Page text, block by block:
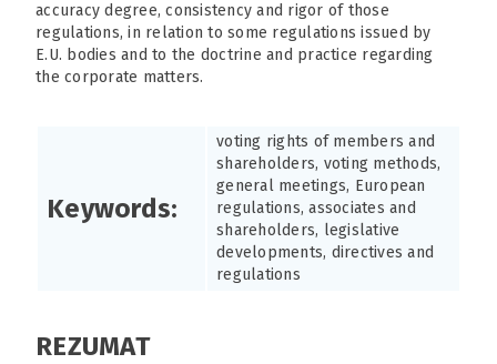
accuracy degree, consistency and rigor of those
regulations, in relation to some regulations issued by
E.U. bodies and to the doctrine and practice regarding
the corporate matters.
Keywords:
voting rights of members and
shareholders, voting methods,
general meetings, European
regulations, associates and
shareholders, legislative
developments, directives and
regulations
REZUMAT